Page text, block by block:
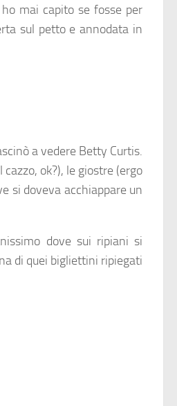
mai capito se fosse per
sul petto e annodata in
a vedere Betty Curtis.
ok?), le giostre (ergo
si doveva acchiappare un
dove sui ripiani si
di quei bigliettini ripiegati